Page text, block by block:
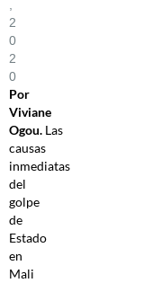
,
2
0
2
0
Por
Viviane
Ogou. Las
causas
inmediatas
del
golpe
de
Estado
en
Mali